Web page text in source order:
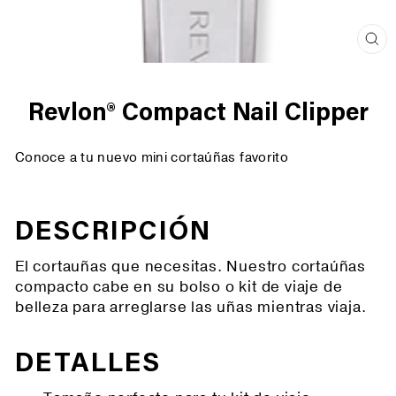
Revlon® Compact Nail Clipper
Conoce a tu nuevo mini cortaúñas favorito
DESCRIPCIÓN
El cortauñas que necesitas. Nuestro cortaúñas
compacto cabe en su bolso o kit de viaje de
belleza para arreglarse las uñas mientras viaja.
DETALLES